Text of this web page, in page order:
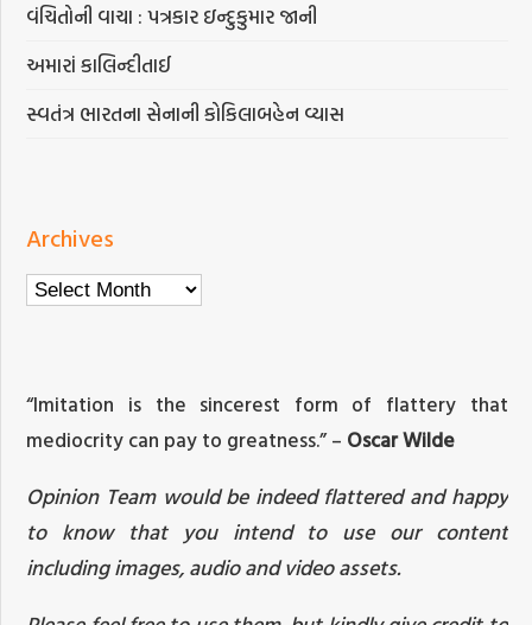
વંચિતોની વાચા : પત્રકાર ઇન્દુકુમાર જાની
અમારાં કાલિન્દીતાઈ
સ્વતંત્ર ભારતના સેનાની કોકિલાબહેન વ્યાસ
Archives
Archives
“Imitation is the sincerest form of flattery that
mediocrity can pay to greatness.” – Oscar Wilde
Opinion Team would be indeed flattered and happy
to know that you intend to use our content
including images, audio and video assets.